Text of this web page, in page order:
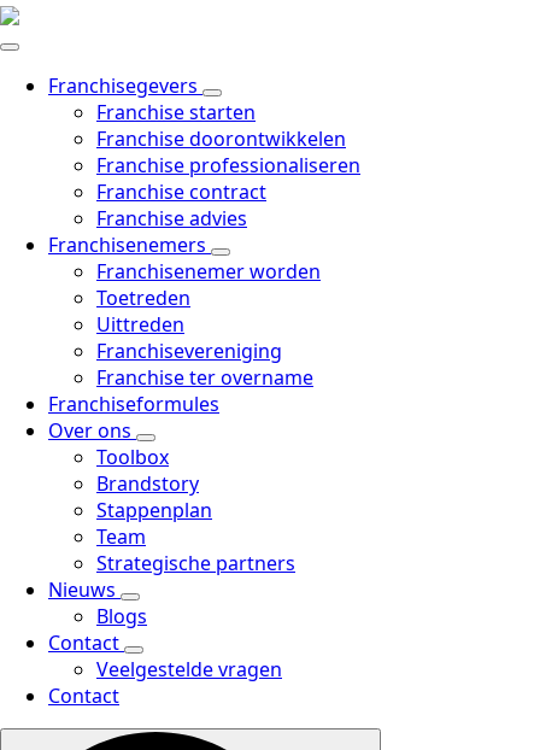
Skip
to
main
content
Franchisegevers
Franchise starten
Franchise doorontwikkelen
Franchise professionaliseren
Franchise contract
Franchise advies
Franchisenemers
Franchisenemer worden
Toetreden
Uittreden
Franchisevereniging
Franchise ter overname
Franchiseformules
Over ons
Toolbox
Brandstory
Stappenplan
Team
Strategische partners
Nieuws
Blogs
Contact
Veelgestelde vragen
Contact